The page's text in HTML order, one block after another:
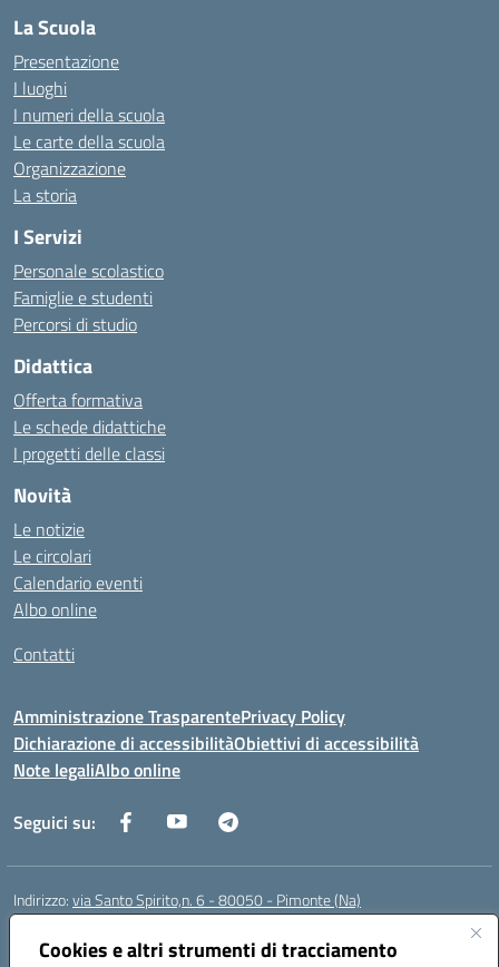
Cookies e altri strumenti di tracciamento
La Scuola
Presentazione
I luoghi
I numeri della scuola
Le carte della scuola
Organizzazione
La storia
I Servizi
Personale scolastico
Famiglie e studenti
Percorsi di studio
Didattica
Offerta formativa
Le schede didattiche
I progetti delle classi
Novità
Le notizie
Le circolari
Calendario eventi
Albo online
Contatti
Amministrazione TrasparentePrivacy Policy
Dichiarazione di accessibilitàObiettivi di accessibilità
Note legaliAlbo online
Seguici su:
Indirizzo:via Santo Spirito,n. 6 - 80050 - Pimonte (Na)
Centralino:
Posta elettronica certificata (PEC):naic86400x@pec.istruzione.it